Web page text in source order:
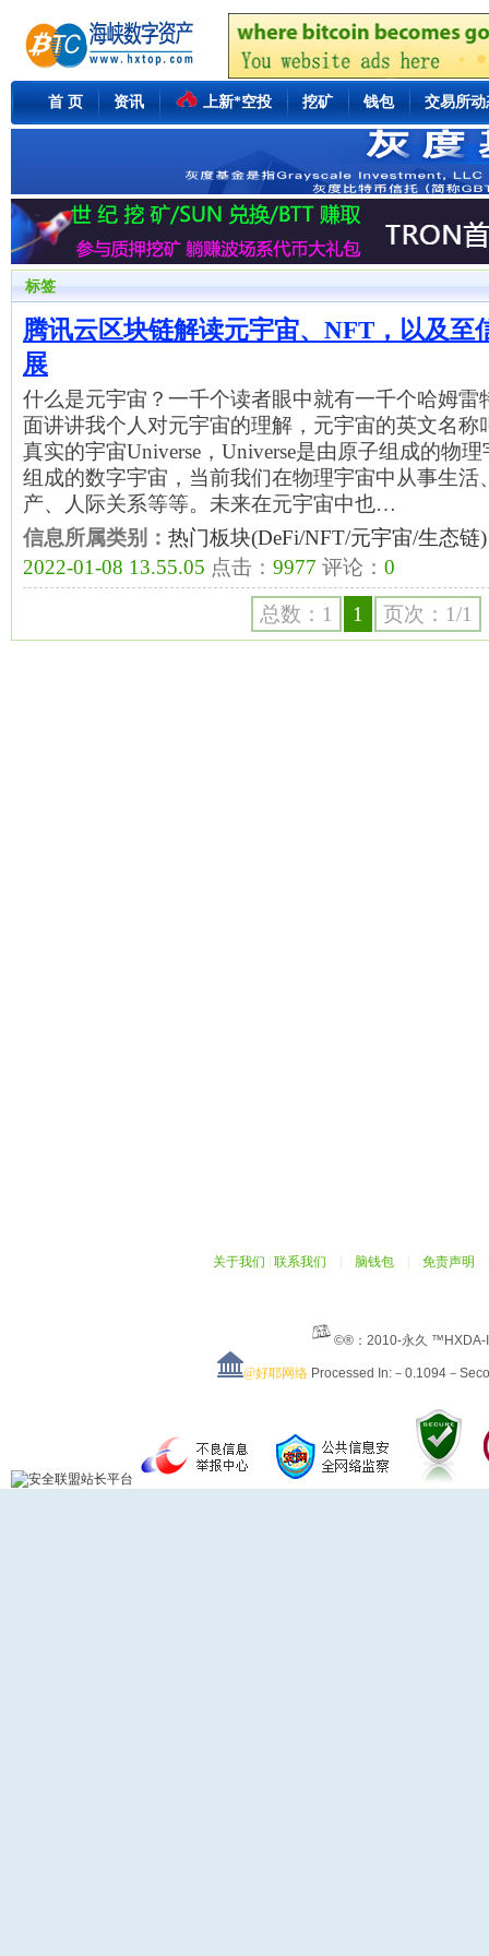
首 页 资讯 上新*空投 挖矿 钱包 交易所动
标签
腾讯云区块链解读元宇宙、NFT，以及至
展
什么是元宇宙？一千个读者眼中就有一千个哈姆雷
面讲讲我个人对元宇宙的理解，元宇宙的英文名称
真实的宇宙Universe，Universe是由原子组成的物理
组成的数字宇宙，当前我们在物理宇宙中从事生活
产、人际关系等等。未来在元宇宙中也…
信息所属类别： 热门板块(DeFi/NFT/元宇宙/生态链)
2022-01-08 13.55.05 点击： 9977 评论： 0
总数：1 1 页次：1/1
关于我们 联系我们 脑钱包 免责声明
©®：2010-永久
@好耶网络 Processed In:－0.1094－